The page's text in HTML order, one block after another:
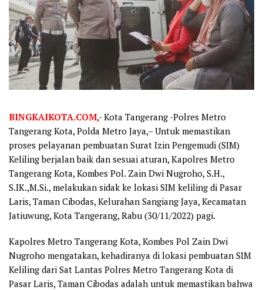
BINGKAIKOTA.COM,- Kota Tangerang -Polres Metro
Tangerang Kota, Polda Metro Jaya,– Untuk memastikan
proses pelayanan pembuatan Surat Izin Pengemudi (SIM)
Keliling berjalan baik dan sesuai aturan, Kapolres Metro
Tangerang Kota, Kombes Pol. Zain Dwi Nugroho, S.H.,
S.IK.,M.Si., melakukan sidak ke lokasi SIM keliling di Pasar
Laris, Taman Cibodas, Kelurahan Sangiang Jaya, Kecamatan
Jatiuwung, Kota Tangerang, Rabu (30/11/2022) pagi.
Kapolres Metro Tangerang Kota, Kombes Pol Zain Dwi
Nugroho mengatakan, kehadiranya di lokasi pembuatan SIM
Keliling dari Sat Lantas Polres Metro Tangerang Kota di
Pasar Laris, Taman Cibodas adalah untuk memastikan bahwa